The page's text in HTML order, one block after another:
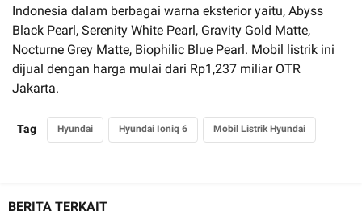
Indonesia dalam berbagai warna eksterior yaitu, Abyss
Black Pearl, Serenity White Pearl, Gravity Gold Matte,
Nocturne Grey Matte, Biophilic Blue Pearl. Mobil listrik ini
dijual dengan harga mulai dari Rp1,237 miliar OTR
Jakarta.
Tag Hyundai Hyundai Ioniq 6 Mobil Listrik Hyundai
BERITA TERKAIT